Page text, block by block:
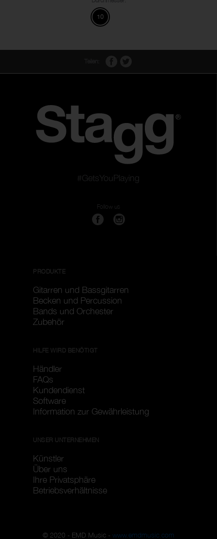
10
#GetsYouPlaying
Follow us
PRODUKTE
Gitarren und Bassgitarren
Becken und Percussion
Bands und Orchester
Zubehör
HILFE WIRD BENÖTIGT
Händler
FAQs
Kundendienst
Software
Information zur Gewährleistung
UNSER UNTERNEHMEN
Künstler
Über uns
Ihre Privatsphäre
Betriebsverhältnisse
© 2020 - EMD Music - www.emdmusic.com